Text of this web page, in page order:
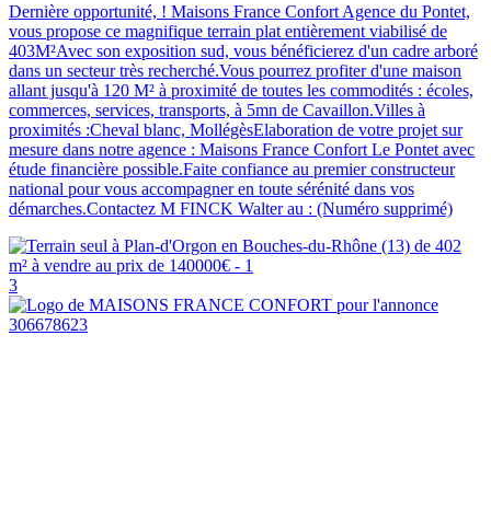
Dernière opportunité, ! Maisons France Confort Agence du Pontet,
vous propose ce magnifique terrain plat entièrement viabilisé de
403M²Avec son exposition sud, vous bénéficierez d'un cadre arboré
dans un secteur très recherché.Vous pourrez profiter d'une maison
allant jusqu'à 120 M² à proximité de toutes les commodités : écoles,
commerces, services, transports, à 5mn de Cavaillon.Villes à
proximités :Cheval blanc, MollégèsElaboration de votre projet sur
mesure dans notre agence : Maisons France Confort Le Pontet avec
étude financière possible.Faite confiance au premier constructeur
national pour vous accompagner en toute sérénité dans vos
démarches.Contactez M FINCK Walter au : (Numéro supprimé)
3